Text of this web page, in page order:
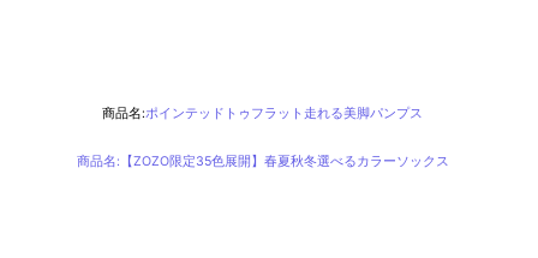
商品名:ポインテッドトゥフラット走れる美脚パンプス
商品名: 【ZOZO限定35色展開】春夏秋冬選べるカラーソックス